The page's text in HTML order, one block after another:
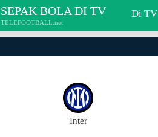
SEPAK BOLA DI TV
TELEFOOTBALL.net
Di TV
Inter